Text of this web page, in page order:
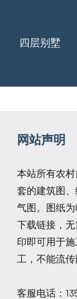
四层别墅
网站声明
本站所有农
套的建筑图
气图。图纸
下载链接，
印即可用于
工，不能流传
客服电话：